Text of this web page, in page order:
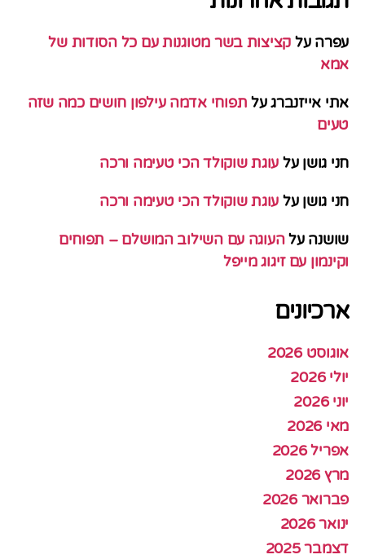
עפרה על קציצות בשר מטוגנות עם כל הסודות של
אמא
אתי אייזנברגעל תפוחי אדמה עילפון חושים כמה שזה
טעים
חני גושן על עוגת שוקולד הכי טעימה ורכה
חני גושן על עוגת שוקולד הכי טעימה ורכה
שושנה עלהעוגה עם השילוב המושלם – תפוחים
וקינמון עם זיגוג מייפל
ארכיונים
אוגוסט 2026
יולי 2026
יוני 2026
מאי 2026
אפריל 2026
מרץ 2026
פברואר 2026
ינואר 2026
דצמבר 2025